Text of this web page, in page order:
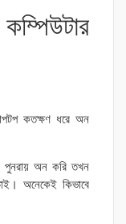
কতক্ষণ ধরে অন
পুনরায় অন করি তখন
অনেকেই কিভাবে